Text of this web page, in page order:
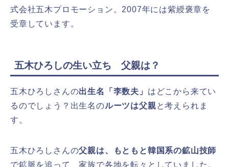
式会社五木プロモーション。2007年には紫綬褒章を
受章しています。
五木ひろしの生い立ち 父親は？
五木ひろしさんの出生名「李数夫」 はどこから来てい
るのでしょう？出生名のルーツは父親と考えられま
す。
五木ひろしさんの父親は、もともと韓国系の鉱山技師
で鉱脈を追って、家族で各地を転々としていました。